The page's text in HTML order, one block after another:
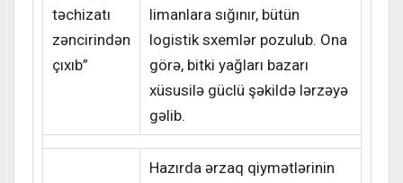
təchizatı
zəncirindən
çıxıb”
limanlara sığınır, bütün
logistik sxemlər pozulub. Ona
görə, bitki yağları bazarı
xüsusilə güclü şəkildə lərzəyə
gəlib.
Hazırda ərzaq qiymətlərinin